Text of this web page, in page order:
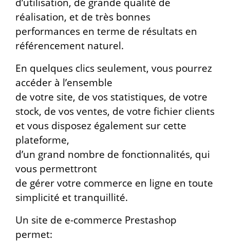
réalisation, et de très bonnes
performances en terme de résultats en
référencement naturel.
En quelques clics seulement, vous pourrez
accéder à l’ensemble
de votre site, de vos statistiques, de votre
stock, de vos ventes, de votre fichier clients
et vous disposez également sur cette
plateforme,
d’un grand nombre de fonctionnalités, qui
vous permettront
de gérer votre commerce en ligne en toute
simplicité et tranquillité.
Un site de e-commerce Prestashop
permet: